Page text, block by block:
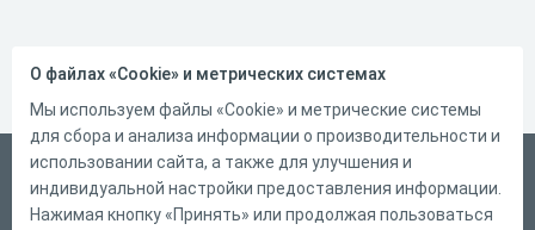
Русский
Справка
О файлах «Cookie» и метрических системах
Мы используем файлы «Cookie» и метрические системы
для сбора и анализа информации о производительности и
использовании сайта, а также для улучшения и
индивидуальной настройки предоставления информации.
Нажимая кнопку «Принять» или продолжая пользоваться